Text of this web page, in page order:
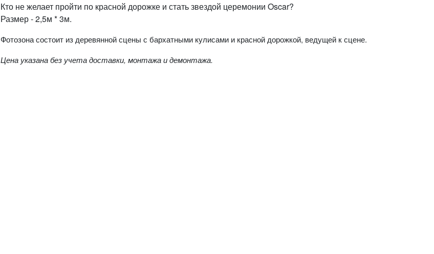
Кто не желает пройти по красной дорожке и стать звездой церемонии Oscar?
Размер - 2,5м * 3м.
Фотозона состоит из деревянной сцены с бархатными кулисами и красной дорожкой, ведущей к сцене.
Цена указана без учета доставки, монтажа и демонтажа.